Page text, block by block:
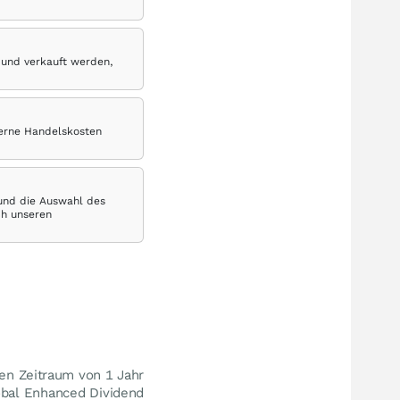
verkauft werden,
Handelskosten
die Auswahl des
unseren
Zeitraum von 1 Jahr
Enhanced Dividend